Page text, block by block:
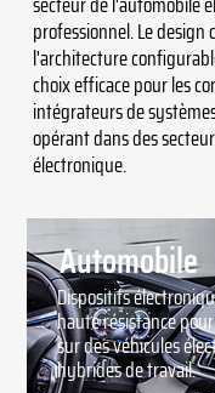
professionnel. Le design
l'architecture
choix efficace pour les
intégrateurs de
opérant dans des
électronique.
Automobile
Dispositifs
haute résistance
sur des véhicules
hybrides de travail.